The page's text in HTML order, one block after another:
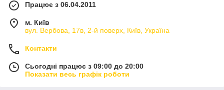
Працює з 06.04.2011
м. Київ
вул. Вербова, 17в, 2-й поверх, Київ, Україна
Контакти
Сьогодні працює з 09:00 до 20:00
Показати весь графік роботи